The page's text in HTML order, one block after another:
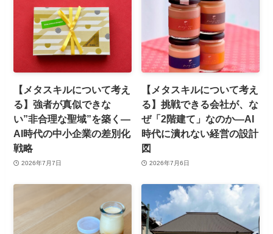
【メタスキルについて考え
る】強者が真似できな
い”非合理な聖域”を築く—
AI時代の中小企業の差別化
戦略
2026年7月7日
【メタスキルについて考え
る】挑戦できる会社が、な
ぜ「2階建て」なのか—AI
時代に潰れない経営の設計
図
2026年7月6日